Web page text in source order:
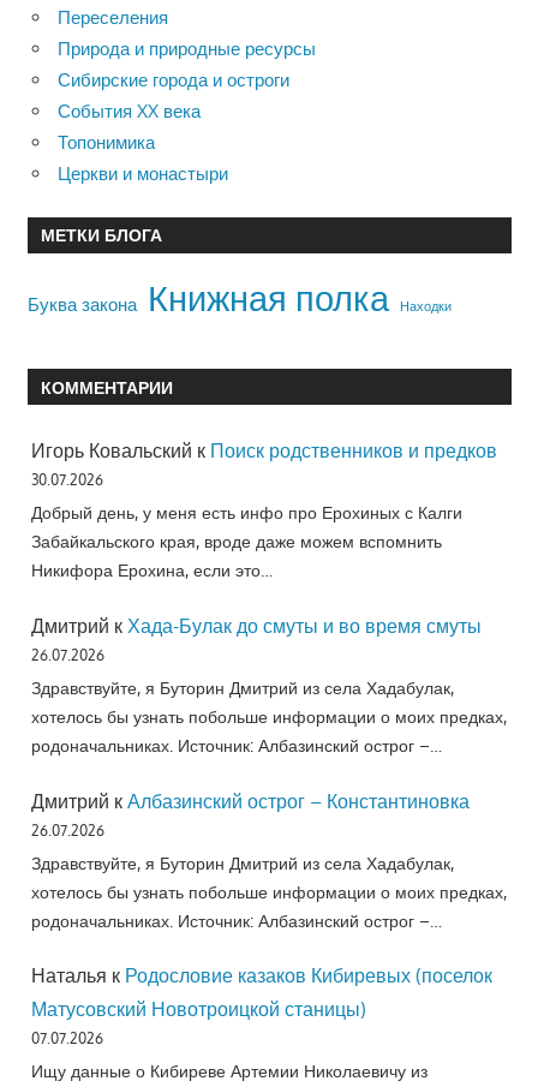
Переселения
Природа и природные ресурсы
Сибирские города и остроги
События XX века
Топонимика
Церкви и монастыри
МЕТКИ БЛОГА
Буква закона Книжная полка Находки
КОММЕНТАРИИ
Игорь Ковальский к Поиск родственников и предков
30.07.2026
Добрый день, у меня есть инфо про Ерохиных с Калги
Забайкальского края, вроде даже можем вспомнить
Никифора Ерохина, если это…
Дмитрий к Хада-Булак до смуты и во время смуты
26.07.2026
Здравствуйте, я Буторин Дмитрий из села Хадабулак,
хотелось бы узнать побольше информации о моих предках,
родоначальниках. Источник: Албазинский острог –…
Дмитрий к Албазинский острог – Константиновка
26.07.2026
Здравствуйте, я Буторин Дмитрий из села Хадабулак,
хотелось бы узнать побольше информации о моих предках,
родоначальниках. Источник: Албазинский острог –…
Наталья к Родословие казаков Кибиревых (поселок
Матусовский Новотроицкой станицы)
07.07.2026
Ищу данные о Кибиреве Артемии Николаевичу из